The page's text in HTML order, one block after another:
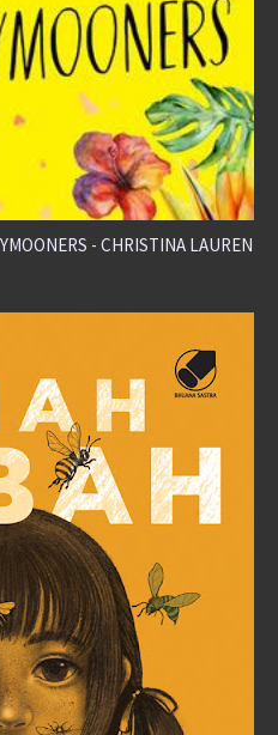
- CHRISTINA LAUREN